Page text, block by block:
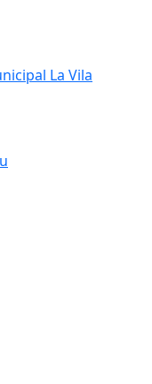
La Vila